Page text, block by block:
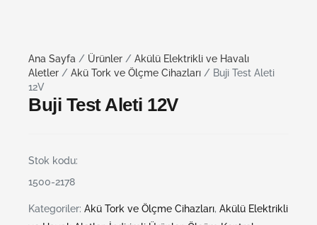
Ana Sayfa / Ürünler / Akülü Elektrikli ve Havalı
Aletler / Akü Tork ve Ölçme Cihazları / Buji Test Aleti
12V
Buji Test Aleti 12V
Stok kodu:
1500-2178
Kategoriler: Akü Tork ve Ölçme Cihazları, Akülü Elektrikli